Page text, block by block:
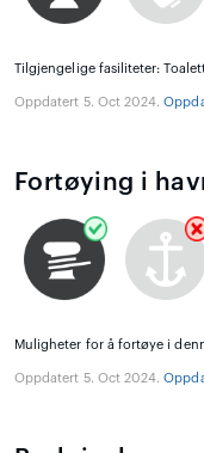
Tilgjengelige fasiliteter:
Oppdatert 5. Oct 2024.
Fortøying i
Muligheter for å fortøye i
Oppdatert 5. Oct 2024.